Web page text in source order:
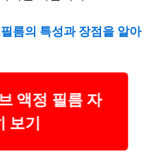
름의 특성과 장점을 알아
액정 필름 자
보기